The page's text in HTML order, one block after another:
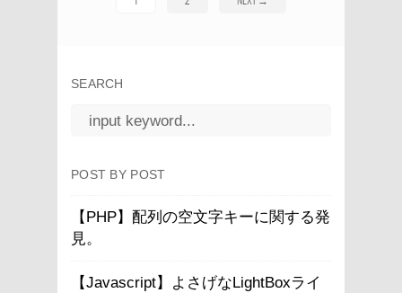
SEARCH
POST BY POST
【PHP】配列の空文字キーに関する発
見。
【Javascript】よさげなLightBoxライ